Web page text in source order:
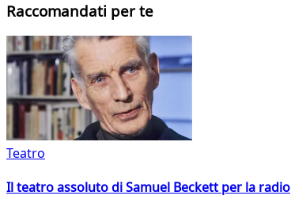
Raccomandati per te
Teatro
Il teatro assoluto di Samuel Beckett per la radio